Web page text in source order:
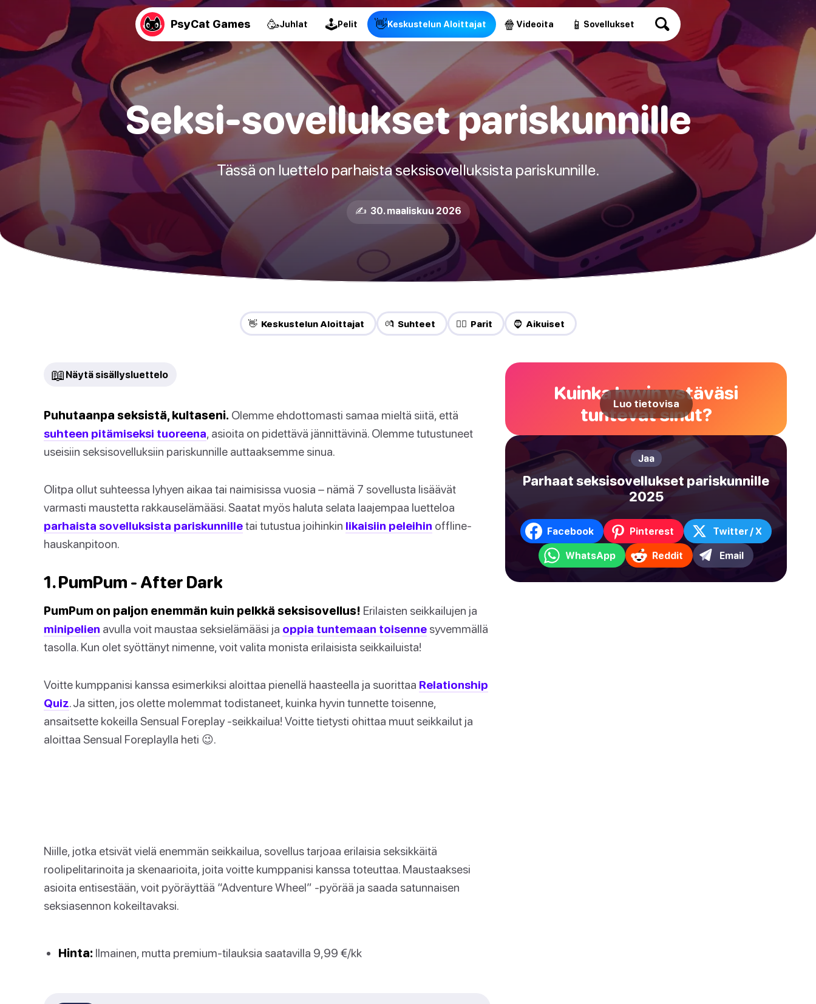
PsyCat Games 🥳Juhlat 🕹Pelit 👋Keskustelun Aloittajat 🍿 Videoita 📱 Sovellukset
Seksi-sovellukset pariskunnille
Tässä on luettelo parhaista seksisovelluksista pariskunnille.
✍️ 30. maaliskuu 2026
👋 Keskustelun Aloittajat 💏 Suhteet ❤️‍🔥 Parit 🧔 Aikuiset
📖 Näytä sisällysluettelo
Puhutaanpa seksistä, kultaseni. Olemme ehdottomasti samaa mieltä siitä, että
suhteen pitämiseksi tuoreena, asioita on pidettävä jännittävinä. Olemme tutustuneet
useisiin seksisovelluksiin pariskunnille auttaaksemme sinua.
Olitpa ollut suhteessa lyhyen aikaa tai naimisissa vuosia – nämä 7 sovellusta lisäävät
varmasti maustetta rakkauselämääsi. Saatat myös haluta selata laajempaa luetteloa
parhaista sovelluksista pariskunnilletai tutustua joihinkin likaisiin peleihin offline-
hauskanpitoon.
1. PumPum - After Dark
PumPum on paljon enemmän kuin pelkkä seksisovellus! Erilaisten seikkailujen ja
minipelien avulla voit maustaa seksielämääsi ja oppia tuntemaan toisenne syvemmällä
tasolla. Kun olet syöttänyt nimenne, voit valita monista erilaisista seikkailuista!
Voitte kumppanisi kanssa esimerkiksi aloittaa pienellä haasteella ja suorittaa Relationship
Quiz. Ja sitten, jos olette molemmat todistaneet, kuinka hyvin tunnette toisenne,
ansaitsette kokeilla Sensual Foreplay -seikkailua! Voitte tietysti ohittaa muut seikkailut ja
aloittaa Sensual Foreplaylla heti 😉.
Niille, jotka etsivät vielä enemmän seikkailua, sovellus tarjoaa erilaisia seksikkäitä
roolipelitarinoita ja skenaarioita, joita voitte kumppanisi kanssa toteuttaa. Maustaaksesi
asioita entisestään, voit pyöräyttää “Adventure Wheel” -pyörää ja saada satunnaisen
seksiasennon kokeiltavaksi.
Hinta: Ilmainen, mutta premium-tilauksia saatavilla 9,99 €/kk
Kuinka hyvin ystäväsi
tuntevat sinut?
Luo tietovisa
Jaa
Parhaat seksisovellukset pariskunnille
2025
Facebook Pinterest Twitter / X
WhatsApp Reddit Email